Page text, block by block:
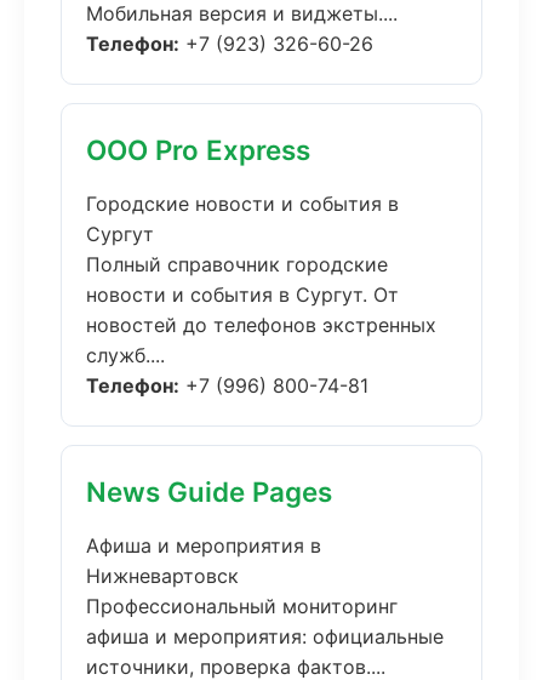
Мобильная версия и виджеты....
Телефон: +7 (923) 326-60-26
ООО Pro Express
Городские новости и события в
Сургут
Полный справочник городские
новости и события в Сургут. От
новостей до телефонов экстренных
служб....
Телефон: +7 (996) 800-74-81
News Guide Pages
Афиша и мероприятия в
Нижневартовск
Профессиональный мониторинг
афиша и мероприятия: официальные
источники, проверка фактов....